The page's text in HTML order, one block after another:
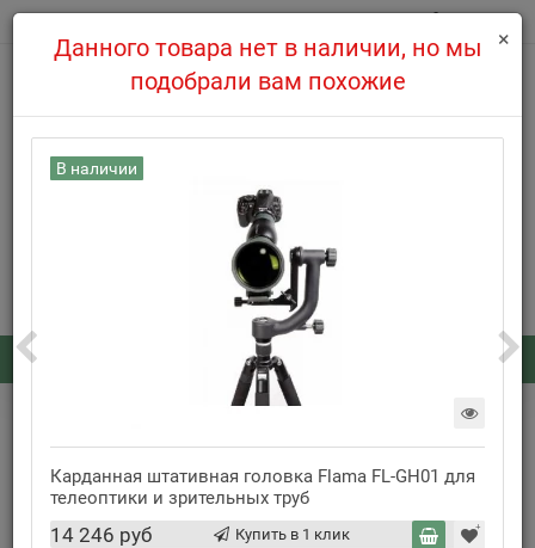
0
7.08 магазин не работает по техническим причинам.
Заказать обратный звонок
Универсальная голова Benro FS20PROC Arca-Swiss Style
для фото- и видеосъемки
Нет в наличии
×
Данного товара нет в наличии, но мы
подобрали вам похожие
В наличии
Карданная штативная головка Flama FL-GH01 для
телеоптики и зрительных труб
14 246 руб Купить в 1 клик